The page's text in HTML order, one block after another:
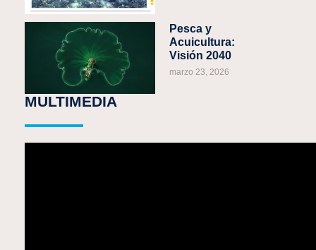
Pesca y
Acuicultura:
Visión 2040
marzo 23, 2026
MULTIMEDIA